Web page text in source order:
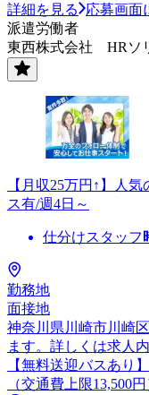
詳細を見る
応募画面
派遣労働者
東西株式会社 HRソ
【月収25万円↑】人
ス有/週4日～
仕分けスタッフ
勤務地
面接地
神奈川県川崎市川崎
ます。詳しくは求人
【無料送迎バスあり
（交通費上限13,500円